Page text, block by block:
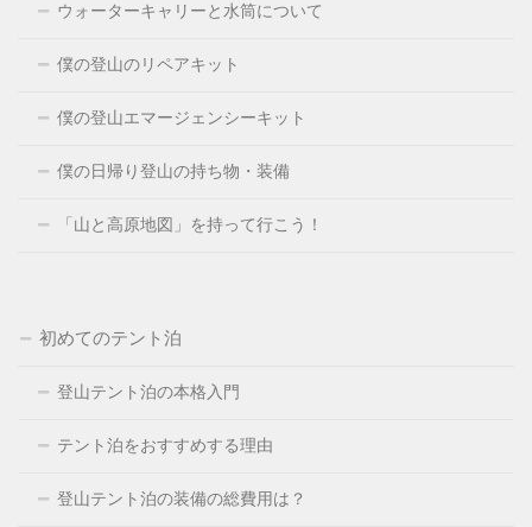
ウォーターキャリーと水筒について
僕の登山のリペアキット
僕の登山エマージェンシーキット
僕の日帰り登山の持ち物・装備
「山と高原地図」を持って行こう！
初めてのテント泊
登山テント泊の本格入門
テント泊をおすすめする理由
登山テント泊の装備の総費用は？